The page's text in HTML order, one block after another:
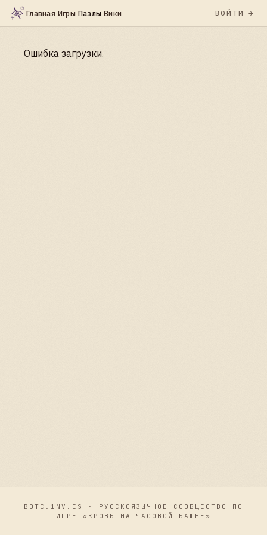
Главная Игры Пазлы Вики ВОЙТИ
Ошибка загрузки.
BOTC.1NV.IS · РУССКОЯЗЫЧНОЕ СООБЩЕСТВО ПО
ИГРЕ «КРОВЬ НА ЧАСОВОЙ БАШНЕ»